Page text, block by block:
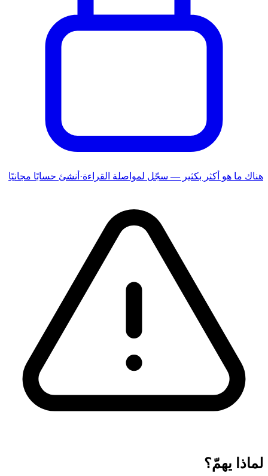
هناك ما هو أكثر بكثير — سجّل لمواصلة القراءة· أنشئ حسابًا مجانيًا
لماذا يهمّ؟